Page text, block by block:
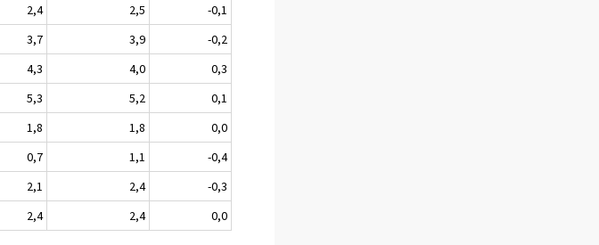
2,4 2,5
-0,1
3,7 3,9
-0,2
4,3 4,0
0,3
5,3 5,2
0,1
1,8 1,8
0,0
0,7 1,1
-0,4
2,1 2,4
-0,3
2,4 2,4 0,0